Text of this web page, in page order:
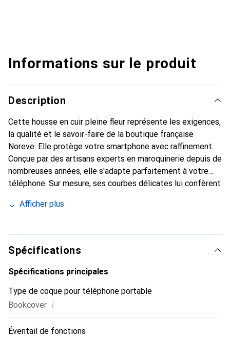
Informations sur le produit
Description
Cette housse en cuir pleine fleur représente les exigences,
la qualité et le savoir-faire de la boutique française
Noreve. Elle protège votre smartphone avec raffinement.
Conçue par des artisans experts en maroquinerie depuis de
nombreuses années, elle s'adapte parfaitement à votre
téléphone. Sur mesure, ses courbes délicates lui confèrent
et indispensable pour votre smartphone. Reconnaître
marque Noreve est un choix sûr pour une clientèle
exigeante.
Afficher plus
Spécifications
Spécifications principales
Type de coque pour téléphone portable
Bookcover i
Éventail de fonctions